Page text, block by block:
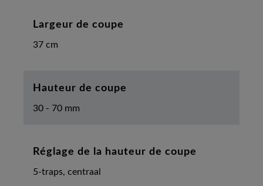
Largeur de coupe
37 cm
Hauteur de coupe
30 - 70 mm
Réglage de la hauteur de coupe
5-traps, centraal